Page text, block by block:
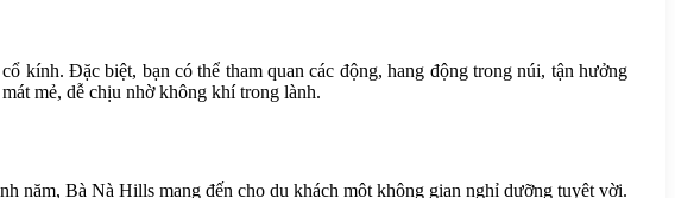
kính. Đặc biệt, bạn có thể tham quan các động, hang động trong núi, tận hưởng
mẻ, dễ chịu nhờ không khí trong lành.
năm, Bà Nà Hills mang đến cho du khách một không gian nghỉ dưỡng tuyệt vời.